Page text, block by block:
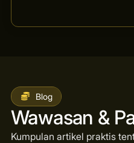
Blog
Wawasan &
Kumpulan artikel praktis